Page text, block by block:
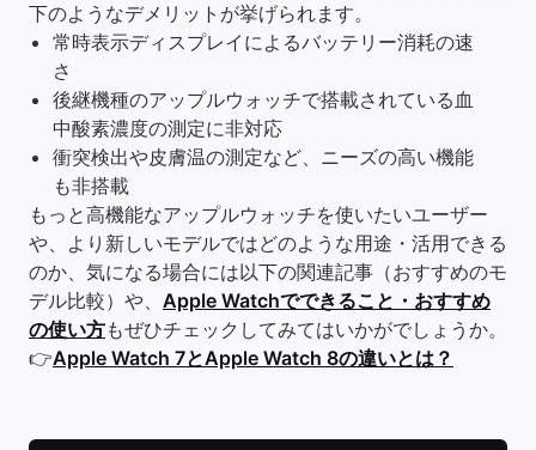
下のようなデメリットが挙げられます。
常時表示ディスプレイによるバッテリー消耗の速
さ
後継機種のアップルウォッチで搭載されている血
中酸素濃度の測定に非対応
衝突検出や皮膚温の測定など、ニーズの高い機能
も非搭載
もっと高機能なアップルウォッチを使いたいユーザー
や、より新しいモデルではどのような用途・活用できる
のか、気になる場合には以下の関連記事（おすすめのモ
デル比較）や、 Apple Watchでできること・おすすめ
の使い方もぜひチェックしてみてはいかがでしょうか。
👉Apple Watch 7とApple Watch 8の違いとは？